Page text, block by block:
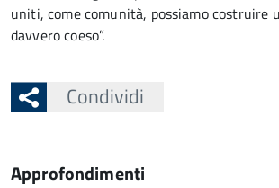
uniti, come comunità, possiamo costruire
davvero coeso”.
Condividi
Approfondimenti